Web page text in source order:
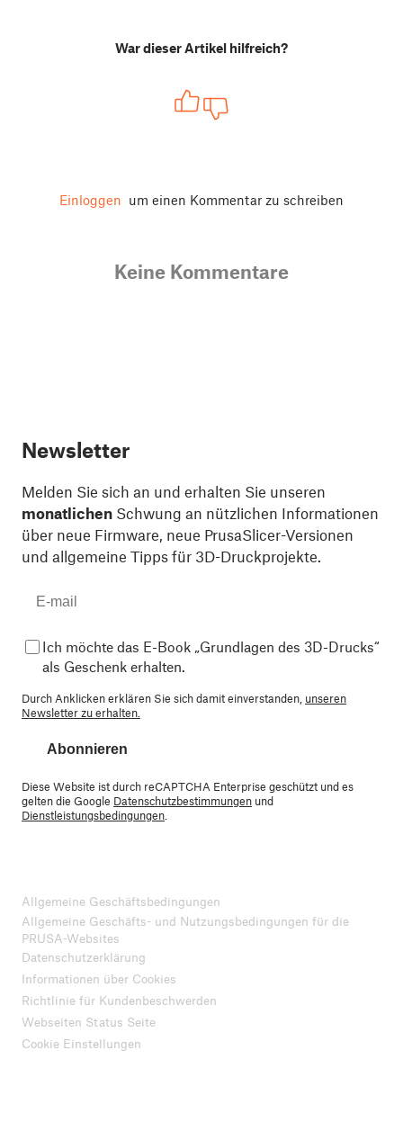
War dieser Artikel hilfreich?
Einloggen um einen Kommentar zu schreiben
Keine Kommentare
Newsletter
Melden Sie sich an und erhalten Sie unseren
monatlichen Schwung an nützlichen Informationen
über neue Firmware, neue PrusaSlicer-Versionen
und allgemeine Tipps für 3D-Druckprojekte.
Ich möchte das E-Book „Grundlagen des 3D-Drucks“
als Geschenk erhalten.
Durch Anklicken erklären Sie sich damit einverstanden, unseren
Newsletter zu erhalten.
Abonnieren
Diese Website ist durch reCAPTCHA Enterprise geschützt und es
gelten die Google Datenschutzbestimmungen und
Dienstleistungsbedingungen
Allgemeine Geschäftsbedingungen
Allgemeine Geschäfts- und Nutzungsbedingungen für die
PRUSA-Websites
Datenschutzerklärung
Informationen über Cookies
Richtlinie für Kundenbeschwerden
Webseiten Status Seite
Cookie Einstellungen